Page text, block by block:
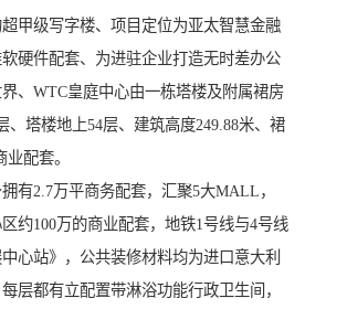
甲级写字楼、项目定位为亚太智慧金融
硬件配套、为进驻企业打造无时差办公
、WTC皇庭中心由一栋塔楼及附属裙房
、塔楼地上54层、建筑高度249.88米、裙
配套。
有2.7万平商务配套，汇聚5大MALL，
约100万的商业配套，地铁1号线与4号线
心站》，公共装修材料均为进口意大利
层都有立配置带淋浴功能行政卫生间，